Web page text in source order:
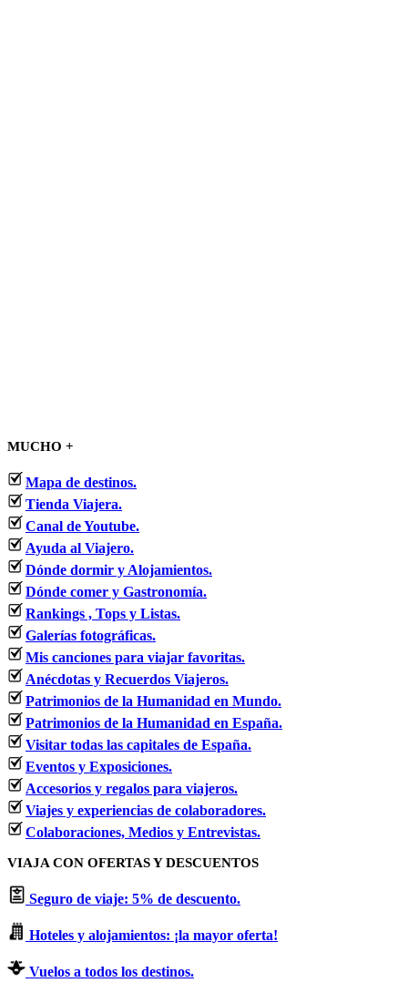
MUCHO +
Mapa de destinos.
Tienda Viajera.
Canal de Youtube.
Ayuda al Viajero.
Dónde dormir y Alojamientos.
Dónde comer y Gastronomía.
Rankings , Tops y Listas.
Galerías fotográficas.
Mis canciones para viajar favoritas.
Anécdotas y Recuerdos Viajeros.
Patrimonios de la Humanidad en Mundo.
Patrimonios de la Humanidad en España.
Visitar todas las capitales de España.
Eventos y Exposiciones.
Accesorios y regalos para viajeros.
Viajes y experiencias de colaboradores.
Colaboraciones, Medios y Entrevistas.
VIAJA CON OFERTAS Y DESCUENTOS
Seguro de viaje: 5% de descuento.
Hoteles y alojamientos: ¡la mayor oferta!
Vuelos a todos los destinos.